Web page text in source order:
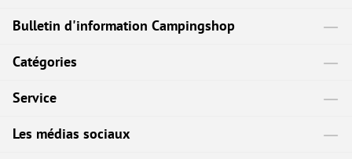
Bulletin d'information Campingshop
Catégories
Service
Les médias sociaux